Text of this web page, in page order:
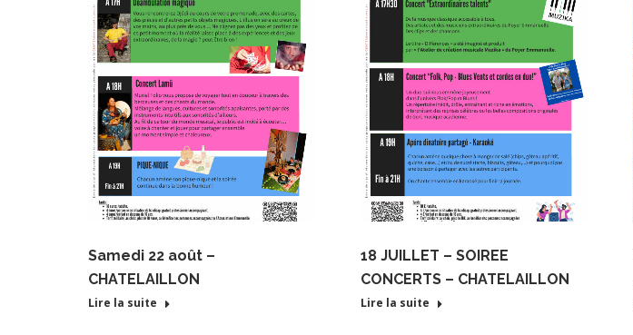
Samedi 22 août –
CHATELAILLON
Lire la suite
18 JUILLET – SOIREE
CONCERTS – CHATELAILLON
Lire la suite